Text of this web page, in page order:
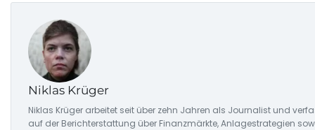
Niklas Krüger
Niklas Krüger arbeitet seit über zehn Jahren als Journalist und
auf der Berichterstattung über Finanzmärkte, Anlagestrategien